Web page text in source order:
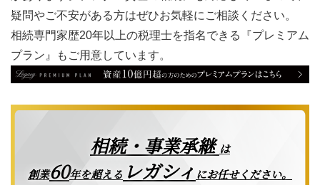
疑問やご不安がある方はぜひお気軽にご相談ください。
相続専門家歴20年以上の税理士を指名できる『プレミアム
プラン』もご用意しています。
相続・事業承継は
創業60年を超える レガシィ にお任せください。